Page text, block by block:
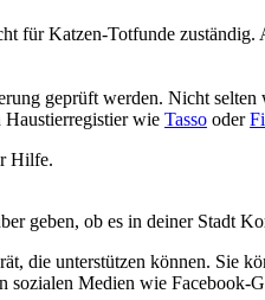
für Katzen-Totfunde
geprüft werden. Nicht
wie Tasso oder
Hilfe.
geben, ob es in deiner Stadt
die unterstützen können. Sie
sozialen Medien wie